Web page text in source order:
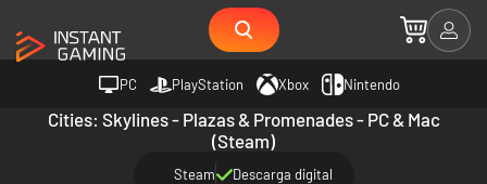
PC PlayStation Xbox Nintendo
Cities: Skylines - Plazas & Promenades - PC & Mac
(Steam)
Steam Descarga digital